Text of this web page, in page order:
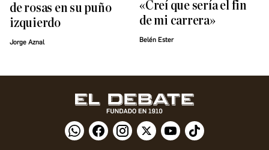
de rosas en su puño
izquierdo
Jorge Aznal
«Creí que sería el fin
de mi carrera»
Belén Ester